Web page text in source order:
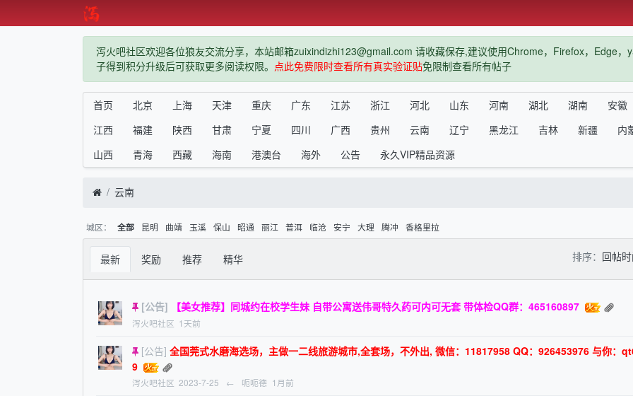
泻火吧社区欢迎各位狼友交流分享，本站邮箱zuixindizhi123@gmail.com 请收藏保存,建议使用Chrome，Firefox，Edge
子得到积分升级后可获取更多阅读权限。 点此免费限时查看所有真实验证贴免限制查看所有帖子
首页 北京 上海 天津 重庆 广东 江苏 浙江 河北 山东 河南 湖北 湖南
安徽
江西
福建 陕西 甘肃 宁夏 四川 广西 贵州 云南 辽宁 黑龙江 吉林 新疆
内
山西
青海 西藏 海南 港澳台 海外 公告 永久VIP精品资源
云南
城区： 全部 昆明 曲靖 玉溪 保山 昭通 丽江 普洱 临沧 安宁 大理 腾冲 香格里拉
最新 奖励 推荐 精华 排序： 回帖
[公告] 【美女推荐】同城约在校学生妹 自带公寓送伟哥特久药可内可无套 带体检QQ群：465160897
泻火吧社区 1天前
[公告] 全国莞式水磨海选场，主做一二线旅游城市,全套场，不外出, 微信：11817958 QQ：926453976 与你：
9
泻火吧社区 2023-7-25 ← 呃呃德 1月前